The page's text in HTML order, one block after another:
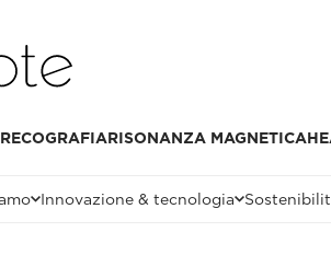
ECOGRAFIARISONANZA MAGNETICA
Innovazione & tecnologia